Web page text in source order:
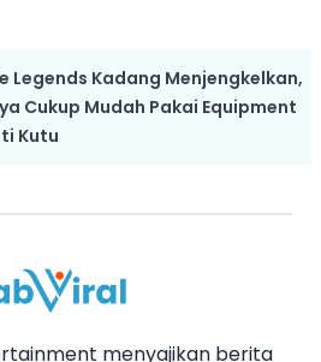
Legends Kadang Menjengkelkan,
Cukup Mudah Pakai Equipment
Kutu
menyajikan berita